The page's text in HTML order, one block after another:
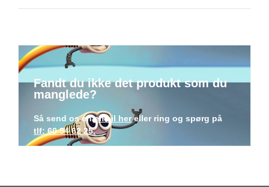
Fandt du ikke det produkt som du
manglede?
Så send os enemail hereller ring og spørg på
tlf: 60 54 62 25.